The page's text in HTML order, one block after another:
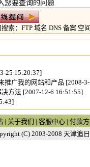
索： FTP 域名 DNS 备案 空
25 15:20:37]
推广我的网站和产品 [2008-
决方法 [2007-12-6 16:51:55]
| 关于我们 | 客服中心 | 付款
(C) 2003-2008 天津追